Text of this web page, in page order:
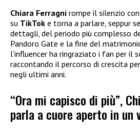
Chiara Ferragni rompe il silenzio
su TikTok e torna a parlare, seppur
dettagli, del periodo più complesso
Pandoro Gate e la fine del
l’influencer ha ringraziato i fan per il
raccontando il percorso di crescita
negli ultimi anni.
“Ora mi capisco di più”,
parla a cuore aperto in un